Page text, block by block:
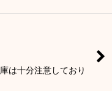
は十分注意しており